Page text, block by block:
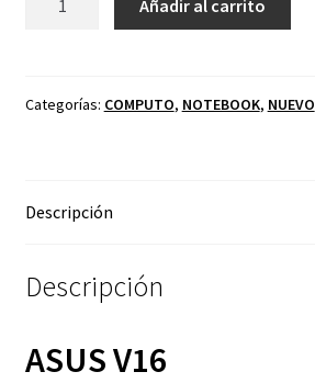
i5
SSD
PEDIDO)
Añadir al carrito
Categorías: COMPUTO, NOTEBOOK, NUEVO
Descripción
Descripción
ASUS V16